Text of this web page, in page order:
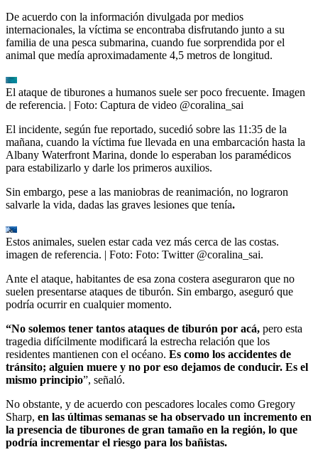
De acuerdo con la información divulgada por medios
internacionales, la víctima se encontraba disfrutando junto a su
familia de una pesca submarina, cuando fue sorprendida por el
animal que medía aproximadamente 4,5 metros de longitud.
El ataque de tiburones a humanos suele ser poco frecuente. Imagen
de referencia. | Foto: Captura de video @coralina_sai
El incidente, según fue reportado, sucedió sobre las 11:35 de la
mañana, cuando la víctima fue llevada en una embarcación hasta la
Albany Waterfront Marina, donde lo esperaban los paramédicos
para estabilizarlo y darle los primeros auxilios.
Sin embargo, pese a las maniobras de reanimación, no lograron
salvarle la vida, dadas las graves lesiones que tenía.
Estos animales, suelen estar cada vez más cerca de las costas.
imagen de referencia. | Foto: Foto: Twitter @coralina_sai.
Ante el ataque, habitantes de esa zona costera aseguraron que no
suelen presentarse ataques de tiburón. Sin embargo, aseguró que
podría ocurrir en cualquier momento.
“No solemos tener tantos ataques de tiburón por acá, pero esta
tragedia difícilmente modificará la estrecha relación que los
residentes mantienen con el océano. Es como los accidentes de
tránsito; alguien muere y no por eso dejamos de conducir. Es el
mismo principio”, señaló.
No obstante, y de acuerdo con pescadores locales como Gregory
Sharp, en las últimas semanas se ha observado un incremento en
la presencia de tiburones de gran tamaño en la región, lo que
podría incrementar el riesgo para los bañistas.